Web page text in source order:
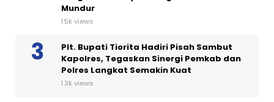
Mundur
1.5k views
Plt. Bupati Tiorita Hadiri Pisah Sambut
Kapolres, Tegaskan Sinergi Pemkab dan
Polres Langkat Semakin Kuat
1.3k views